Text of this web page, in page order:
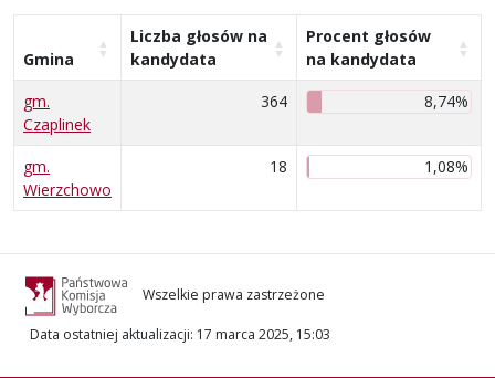
Gmina
Liczba głosów na
kandydata
Procent głosów
na kandydata
gm.
Czaplinek
364 8,74%
gm.
Wierzchowo
18 1,08%
Wszelkie prawa zastrzeżone
Data ostatniej aktualizacji: 17 marca 2025, 15:03